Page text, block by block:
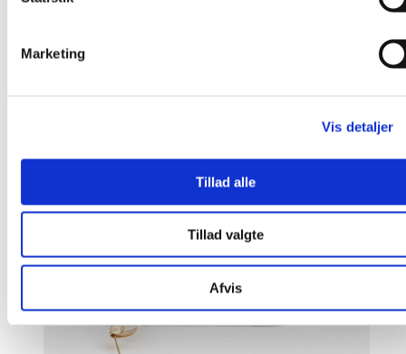
Marketing
Vis detaljer
Tillad alle
Tillad valgte
Afvis
Tilføj til kurv